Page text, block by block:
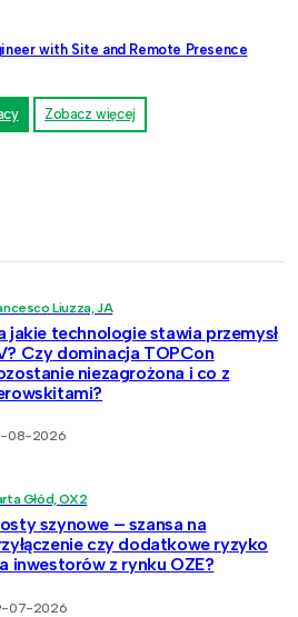
with Site and Remote Presence
Zobacz więcej
Liuzza, JA
jakie technologie stawia przemysł
Czy dominacja TOPCon
niezagrożona i co z
08-2026
Głód, OX2
szynowe – szansa na
czy dodatkowe ryzyko
inwestorów z rynku OZE?
07-2026